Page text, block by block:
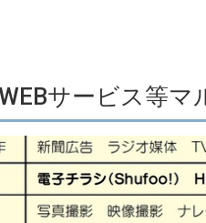
サービス等マ